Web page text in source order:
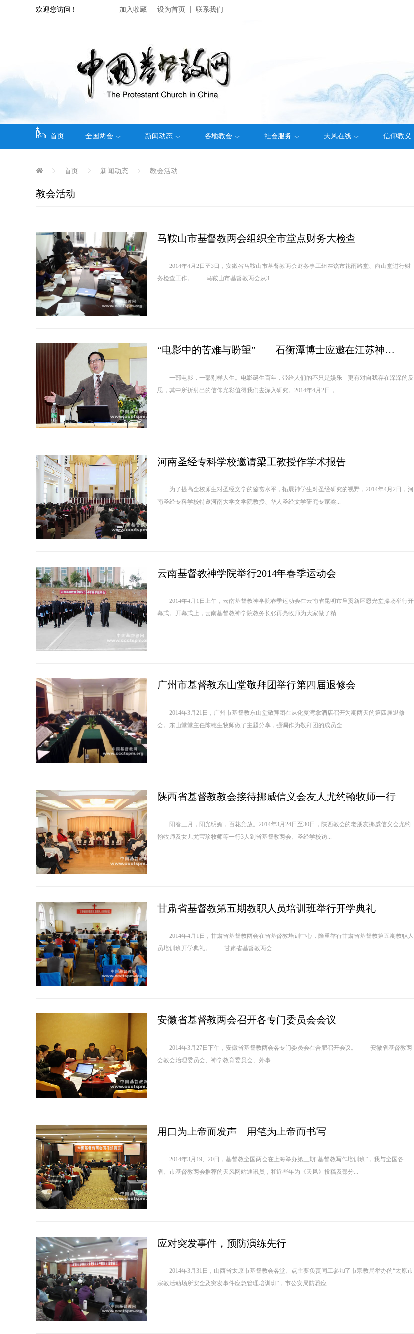
欢迎您访问！ 加入收藏 设为首页 联系我们
首页 全国两会 新闻动态 各地教会 社会服务 天风在线 信仰教义
首页 新闻动态 教会活动
教会活动
马鞍山市基督教两会组织全市堂点财务大检查
2014年4月2日至3日，安徽省马鞍山市基督教两会财务事工组在该市花雨路堂、向山堂进行财
务检查工作。 马鞍山市基督教两会从3...
“电影中的苦难与盼望”——石衡潭博士应邀在江苏神学院讲座
一部电影，一部别样人生。电影诞生百年，带给人们的不只是娱乐，更有对自我存在深深的反
思，其中所折射出的信仰光彩值得我们去深入研究。2014年4月2日，...
河南圣经专科学校邀请梁工教授作学术报告
为了提高全校师生对圣经文学的鉴赏水平，拓展神学生对圣经研究的视野，2014年4月2日，河
南圣经专科学校特邀河南大学文学院教授、华人圣经文学研究专家梁...
云南基督教神学院举行2014年春季运动会
2014年4月1日上午，云南基督教神学院春季运动会在云南省昆明市呈贡新区恩光堂操场举行开
幕式。开幕式上，云南基督教神学院教务长张再亮牧师为大家做了精...
广州市基督教东山堂敬拜团举行第四届退修会
2014年3月21日，广州市基督教东山堂敬拜团在从化夏湾拿酒店召开为期两天的第四届退修
会。东山堂堂主任陈穗生牧师做了主题分享，强调作为敬拜团的成员全...
陕西省基督教教会接待挪威信义会友人尤约翰牧师一行
阳春三月，阳光明媚，百花竞放。2014年3月24日至30日，陕西教会的老朋友挪威信义会尤约
翰牧师及女儿尤宝珍牧师等一行3人到省基督教两会、圣经学校访...
甘肃省基督教第五期教职人员培训班举行开学典礼
2014年4月1日，甘肃省基督教两会在省基督教培训中心，隆重举行甘肃省基督教第五期教职人
员培训班开学典礼。 甘肃省基督教两会...
安徽省基督教两会召开各专门委员会会议
2014年3月27日下午，安徽省基督教两会各专门委员会在合肥召开会议。 安徽省基督教两
会教会治理委员会、神学教育委员会、外事...
用口为上帝而发声 用笔为上帝而书写
2014年3月19、20日，基督教全国两会在上海举办第三期“基督教写作培训班”，我与全国各
省、市基督教两会推荐的天风网站通讯员，和近些年为《天风》投稿及部分...
应对突发事件，预防演练先行
2014年3月31日，山西省太原市基督教会各堂、点主要负责同工参加了市宗教局举办的“太原市
宗教活动场所安全及突发事件应急管理培训班”，市公安局防恐应...